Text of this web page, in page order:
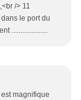
/> 11
le port du
....................
magnifique